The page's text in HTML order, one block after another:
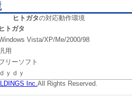
ヒトガタの対応動作環境
ヒトガタ
Vista/XP/Me/2000/98
用
リーソフト
ｄｙｄｙ
Inc.All Rights Reserved.